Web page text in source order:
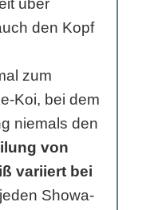
über
den Kopf
zum
Koi, bei dem
niemals den
von
variiert bei
Showa-